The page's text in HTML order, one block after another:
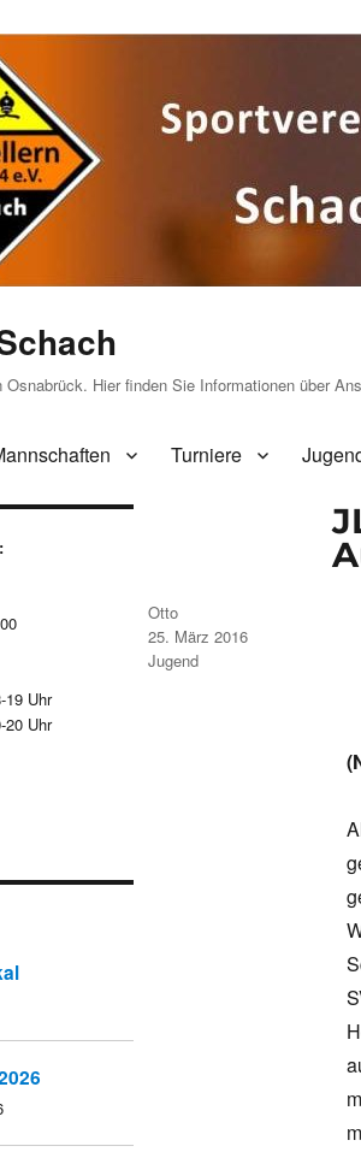
Hier finden Sie Informationen über
Turniere
Autor
Otto
Veröffentlicht
am
25. März 2016
Kategorien
Jugend
19 Uhr
20 Uhr